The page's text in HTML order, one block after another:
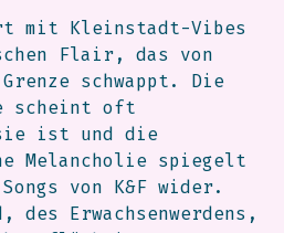
mit Kleinstadt-Vibes
Flair, das von
schwappt. Die
scheint oft
ist und die
Melancholie spiegelt
von K&F wider.
des Erwachsenwerdens,